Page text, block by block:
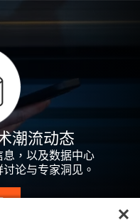
潮流动态
，以及数据中心
论与专家洞见。